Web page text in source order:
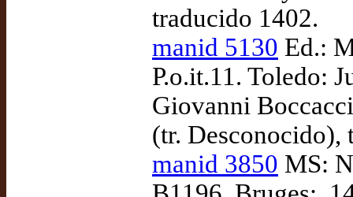
traducido 1402.
manid 5130 Ed.:
P.o.it.11. Toledo:
Giovanni
(tr. Desconocido),
manid 3850 MS: